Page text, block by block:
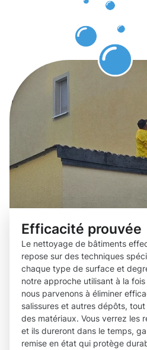
Efficacité prouvée
Le nettoyage de bâtiments
repose sur des techniques
chaque type de surface et
notre approche utilisant à la
nous parvenons à éliminer
salissures et autres dépôts,
des matériaux. Vous verrez les
et ils dureront dans le temps,
remise en état qui protège